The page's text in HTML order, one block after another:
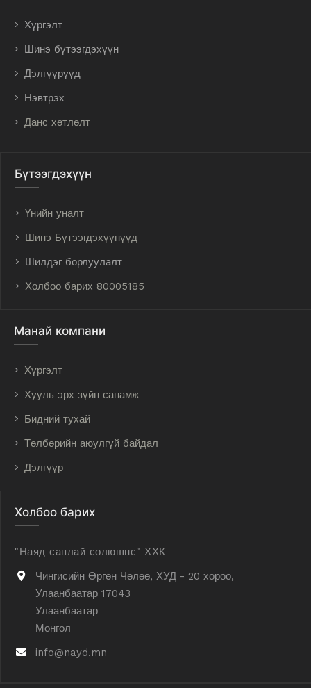
Хүргэлт
Шинэ бүтээгдэхүүн
Дэлгүүрүүд
Нэвтрэх
Данс хөтлөлт
Бүтээгдэхүүн
Үнийн уналт
Шинэ Бүтээгдэхүүнүүд
Шилдэг борлуулалт
Холбоо барих 80005185
Манай компани
Хүргэлт
Хууль эрх зүйн санамж
Бидний тухай
Төлбөрийн аюулгүй байдал
Дэлгүүр
Холбоо барих
"Наяд саплай солюшнс" ХХК
Чингисийн Өргөн Чөлөө, ХУД - 20 хороо,
Улаанбаатар 17043
Улаанбаатар
Монгол
info@nayd.mn